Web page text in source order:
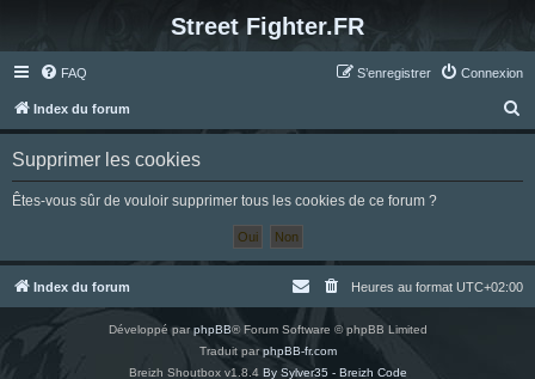
Street Fighter.FR
FAQ Connexion
S’enregistrer
Index du forum
e
h
Supprimer les cookies
Êtes-vous sûr de vouloir supprimer tous les cookies de ce forum ?
Index du forum Heures au format UTC+02:00
Développé parphpBB® Forum Software © phpBB Limited
Traduit parphpBB-fr.com
Breizh Shoutbox v1.8.4 By Sylver35 - Breizh Code